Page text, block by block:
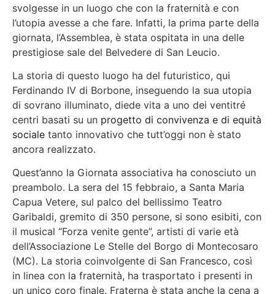
svolgesse in un luogo che con la fraternità e con
l’utopia avesse a che fare. Infatti, la prima parte della
giornata, l’Assemblea, è stata ospitata in una delle
prestigiose sale del Belvedere di San Leucio.
La storia di questo luogo ha del futuristico, qui
Ferdinando IV di Borbone, inseguendo la sua utopia
di sovrano illuminato, diede vita a uno dei ventitré
centri basati su un progetto di convivenza e di equità
sociale tanto innovativo che tutt’oggi non è stato
ancora realizzato.
Quest’anno la Giornata associativa ha conosciuto un
preambolo. La sera del 15 febbraio, a Santa Maria
Capua Vetere, sul palco del bellissimo Teatro
Garibaldi, gremito di 350 persone, si sono esibiti, con
il musical “Forza venite gente”, artisti di varie età
dell’Associazione Le Stelle del Borgo di Montecosaro
(MC). La storia coinvolgente di San Francesco, così
in linea con la fraternità, ha trasportato i presenti in
un unico coro finale. Fraterna è stata anche la cena a